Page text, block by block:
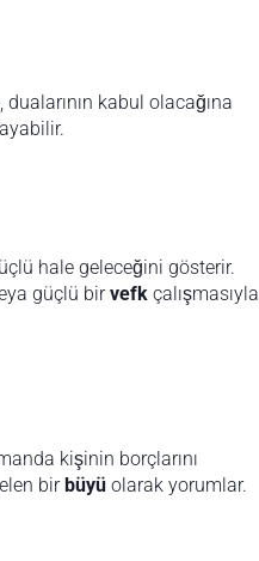
kabul olacağına
hale geleceğini gösterir.
güçlü birvefk çalışmasıyla
kişinin borçlarını
birbüyü olarak yorumlar.